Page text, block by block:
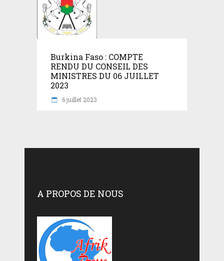
Burkina Faso : COMPTE
RENDU DU CONSEIL DES
MINISTRES DU 06 JUILLET
2023
6 juillet 2023
A PROPOS DE NOUS